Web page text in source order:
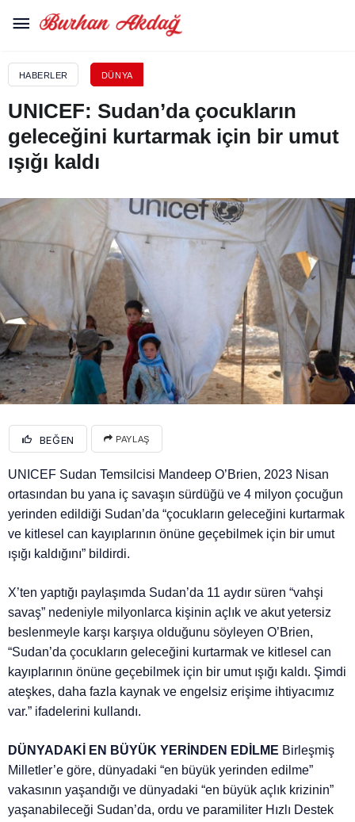
HABERLER DÜNYA
UNICEF: Sudan’da çocukların
geleceğini kurtarmak için bir umut
ışığı kaldı
BEĞEN PAYLAŞ
UNICEF Sudan Temsilcisi Mandeep O’Brien, 2023 Nisan
ortasından bu yana iç savaşın sürdüğü ve 4 milyon çocuğun
yerinden edildiği Sudan’da “çocukların geleceğini kurtarmak
ve kitlesel can kayıplarının önüne geçebilmek için bir umut
ışığı kaldığını” bildirdi.
X’ten yaptığı paylaşımda Sudan’da 11 aydır süren “vahşi
savaş” nedeniyle milyonlarca kişinin açlık ve akut yetersiz
beslenmeyle karşı karşıya olduğunu söyleyen O’Brien,
“Sudan’da çocukların geleceğini kurtarmak ve kitlesel can
kayıplarının önüne geçebilmek için bir umut ışığı kaldı. Şimdi
ateşkes, daha fazla kaynak ve engelsiz erişime ihtiyacımız
var.” ifadelerini kullandı.
DÜNYADAKİ EN BÜYÜK YERİNDEN EDİLME Birleşmiş
Milletler’e göre, dünyadaki “en büyük yerinden edilme”
vakasının yaşandığı ve dünyadaki “en büyük açlık krizinin”
yaşanabileceği Sudan’da, ordu ve paramiliter Hızlı Destek